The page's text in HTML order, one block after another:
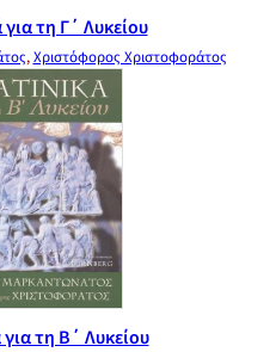
για τη Γ΄ Λυκείου
,Χριστόφορος Χριστοφοράτος
για τη Β΄ Λυκείου